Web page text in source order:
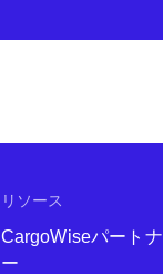
リソース
CargoWiseパートナ
ー